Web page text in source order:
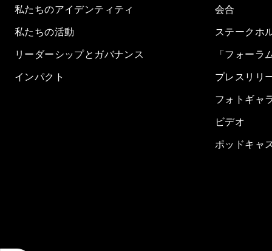
私たちのアイデンティティ
私たちの活動
リーダーシップとガバナンス
インパクト
会合
ステークホ
「フォーラ
プレスリリ
フォトギャ
ビデオ
ポッドキャ